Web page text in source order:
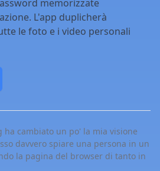
memorizzate
L'app duplicherà
le foto e i video personali
ha cambiato un po' la mia visione
davvero spiare una persona in un
la pagina del browser di tanto in